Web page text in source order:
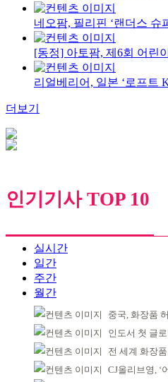
네오팜, 필리핀 ‘랜더스 슈
[동정] 아토팜, 제6회 어린
리얼베리어, 일본 ‘로프트
더보기
인기기사 TOP 10
실시간
일간
주간
월간
중국, 화장품 허가·
인도서 첫 글로벌
전 세계 화장품
CJ올리브영, ‘어드